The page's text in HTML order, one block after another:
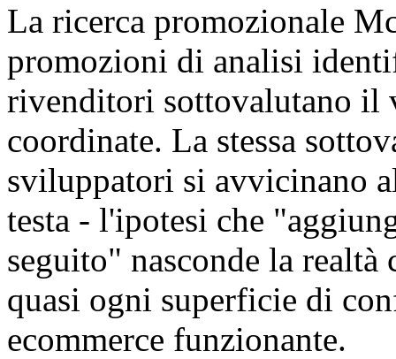
La ricerca promozionale
promozioni di analisi
rivenditori sottovalutano il
coordinate. La stessa
sviluppatori si avvicinano
testa - l'ipotesi che
seguito" nasconde la
quasi ogni superficie di
ecommerce funzionante.